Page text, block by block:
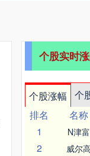
个股实时
个股涨幅 个
排名
名称
1
N津富
2 威尔高